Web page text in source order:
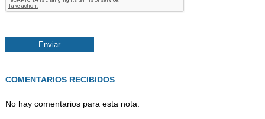
COMENTARIOS RECIBIDOS
No hay comentarios para esta nota.